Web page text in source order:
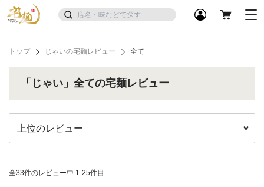
トップ じゃいの宅麺レビュー 全て
「じゃい」全ての宅麺レビュー
全33件のレビュー中 1-25件目